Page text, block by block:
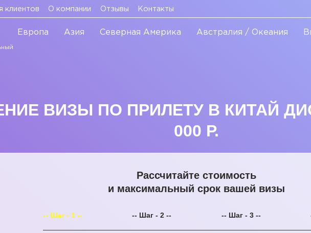
клиентов О компании Отзывы Контакты
Европа Азия Северная Америка Австралия / Океания
ВИЗЫ ПО ПРИЛЕТУ В КИТАЙ
000 Р.
Рассчитайте стоимость
и максимальный срок вашей визы
-- Шаг - 1 -- -- Шаг - 2 -- -- Шаг - 3 --